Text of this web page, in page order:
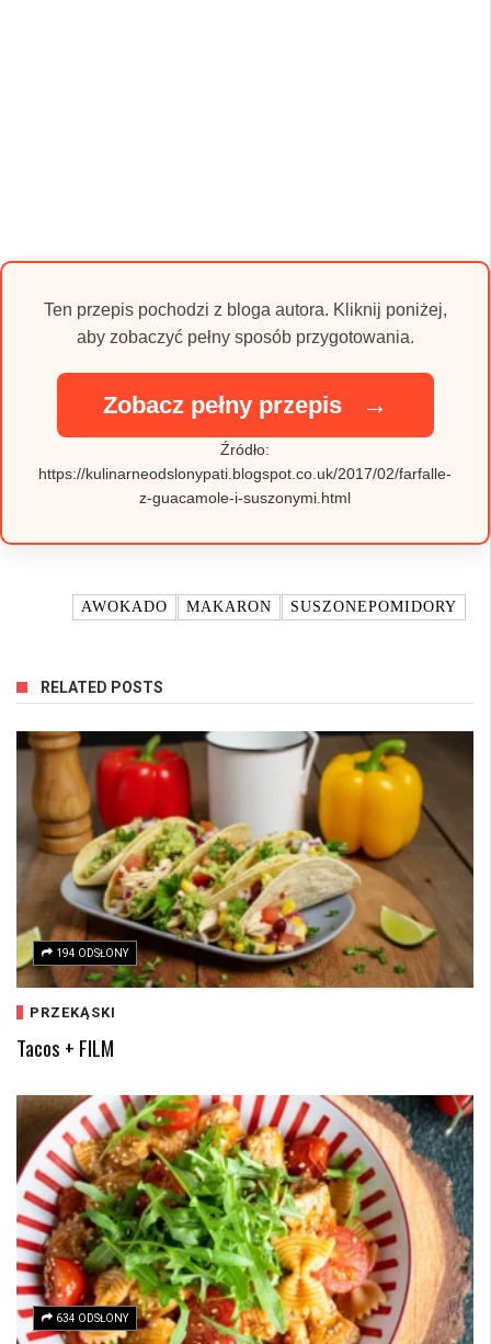
Ten przepis pochodzi z bloga autora. Kliknij poniżej,
aby zobaczyć pełny sposób przygotowania.
Zobacz pełny przepis →
Źródło:
https://kulinarneodslonypati.blogspot.co.uk/2017/02/farfalle-
z-guacamole-i-suszonymi.html
AWOKADO MAKARON SUSZONEPOMIDORY
RELATED POSTS
194 ODSŁONY
PRZEKĄSKI
Tacos + FILM
634 ODSŁONY